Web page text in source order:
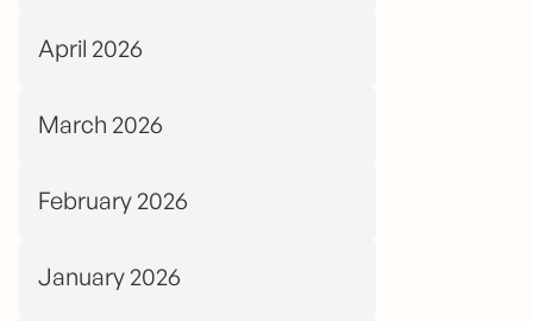
April 2026
March 2026
February 2026
January 2026